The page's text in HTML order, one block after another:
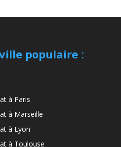
populaire:
à Paris
à Marseille
à Lyon
à Toulouse